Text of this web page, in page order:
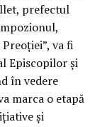
prefectul
va fi
Episcopilor și
în vedere
marca o etapă
și